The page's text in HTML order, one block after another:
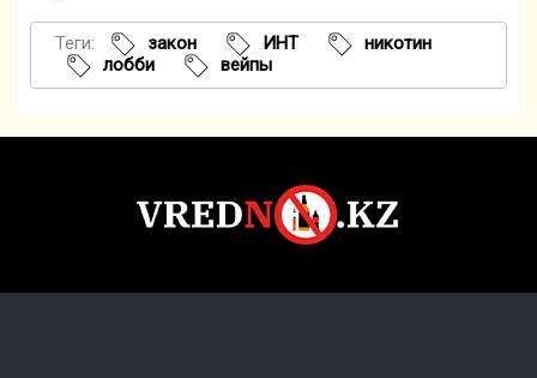
Теги: закон ИНТ
никотин
лобби
вейпы